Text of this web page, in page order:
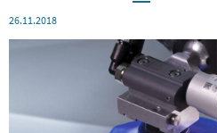
26.11.2018